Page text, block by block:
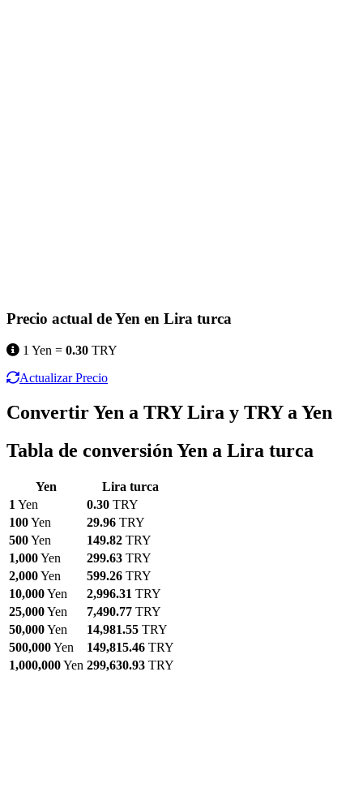
Precio actual de Yen en Lira turca
1 Yen = 0.30 TRY
Actualizar Precio
Convertir Yen a TRY Lira y TRY a Yen
Tabla de conversión Yen a Lira turca
Yen
Lira turca
1Yen 0.30 TRY
100Yen 29.96 TRY
500Yen 149.82 TRY
1,000Yen 299.63 TRY
2,000Yen 599.26 TRY
10,000Yen 2,996.31 TRY
25,000Yen 7,490.77 TRY
50,000Yen 14,981.55 TRY
500,000Yen 149,815.46 TRY
1,000,000Yen 299,630.93 TRY